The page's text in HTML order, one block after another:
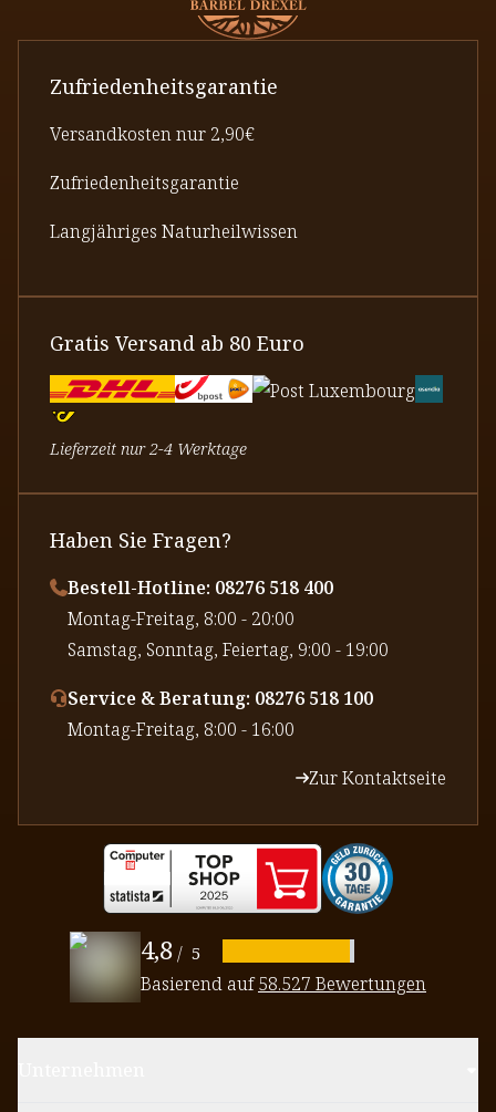
Zufriedenheitsgarantie
Versandkosten nur 2,90€
Zufriedenheitsgarantie
Langjähriges Naturheilwissen
Gratis Versand ab 80 Euro
Lieferzeit nur 2-4 Werktage
Haben Sie Fragen?
Bestell-Hotline: 08276 518 400
⁠Montag-Freitag, 8:00 - 20:00
⁠Samstag, Sonntag, Feiertag, 9:00 - 19:00
Service & Beratung: 08276 518 100
⁠Montag-Freitag, 8:00 - 16:00
Zur Kontaktseite
4,8/ 5
Basierend auf58.527 Bewertungen